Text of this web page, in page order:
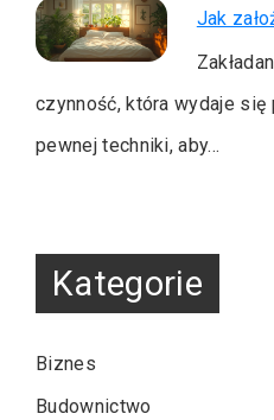
Jak
czynność, która wydaje się
pewnej techniki, aby…
Kategorie
Biznes
Budownictwo